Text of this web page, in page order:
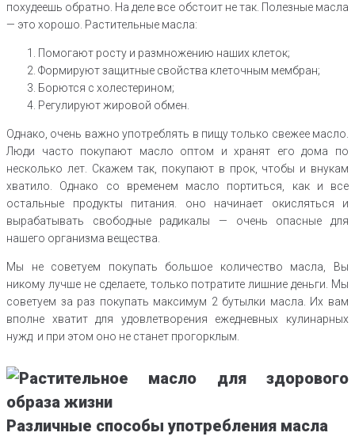
похудеешь обратно. На деле все обстоит не так. Полезные масла
— это хорошо. Растительные масла:
Помогают росту и размножению наших клеток;
Формируют защитные свойства клеточным мембран;
Борются с холестерином;
Регулируют жировой обмен.
Однако, очень важно употреблять в пищу только свежее масло.
Люди часто покупают масло оптом и хранят его дома по
несколько лет. Скажем так, покупают в прок, чтобы и внукам
хватило. Однако со временем масло портиться, как и все
остальные продукты питания. оно начинает окисляться и
вырабатывать свободные радикалы — очень опасные для
нашего организма вещества.
Мы не советуем покупать большое количество масла, Вы
никому лучше не сделаете, только потратите лишние деньги. Мы
советуем за раз покупать максимум 2 бутылки масла. Их вам
вполне хватит для удовлетворения ежедневных кулинарных
нужд и при этом оно не станет прогорклым.
Различные способы употребления масла